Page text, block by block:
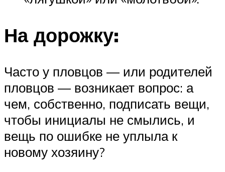
На дорожку:
Часто у пловцов — или родителей
пловцов — возникает вопрос: а
чем, собственно, подписать вещи,
чтобы инициалы не смылись, и
вещь по ошибке не уплыла к
новому хозяину?